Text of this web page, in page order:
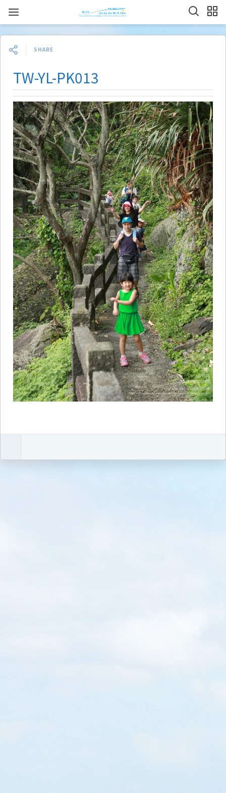
SHARE
TW-YL-PK013